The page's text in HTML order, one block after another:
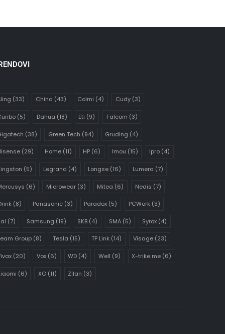
(33) China (43) Colmi (4) Cudy(3)
(5) Dahua (18) Eti (9) Falcom (3)
(38) Green Tech (94) Gruding (4)
(29) Home(11) HP (6) Imou (15) Ipro (4)
(5) Legrand (4) Longse (16) Lumera (7)
(6) Microwear(3) Mitea (6) Nedis (7)
(8) Panasonic(3) Paradox (5) PCWork(3)
(7) Samsung (19) SKB (4) SMA(5) Syrox (4)
Group(8) Tesla (15) TP Link (14) Visage(23)
(20) Vox(6) WD (4) Well (9) X-trike me (6)
(6) XO(11) Zilan (3)